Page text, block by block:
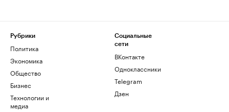
Рубрики
Политика
Экономика
Общество
Бизнес
Технологии и
медиа
Социальные
сети
ВКонтакте
Одноклассники
Telegram
Дзен